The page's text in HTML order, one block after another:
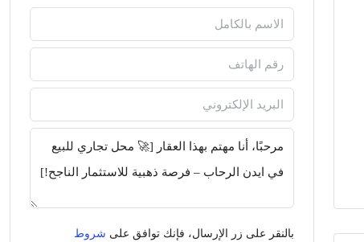
بالنقر على زر الإرسال، فإنك توافق على شروط